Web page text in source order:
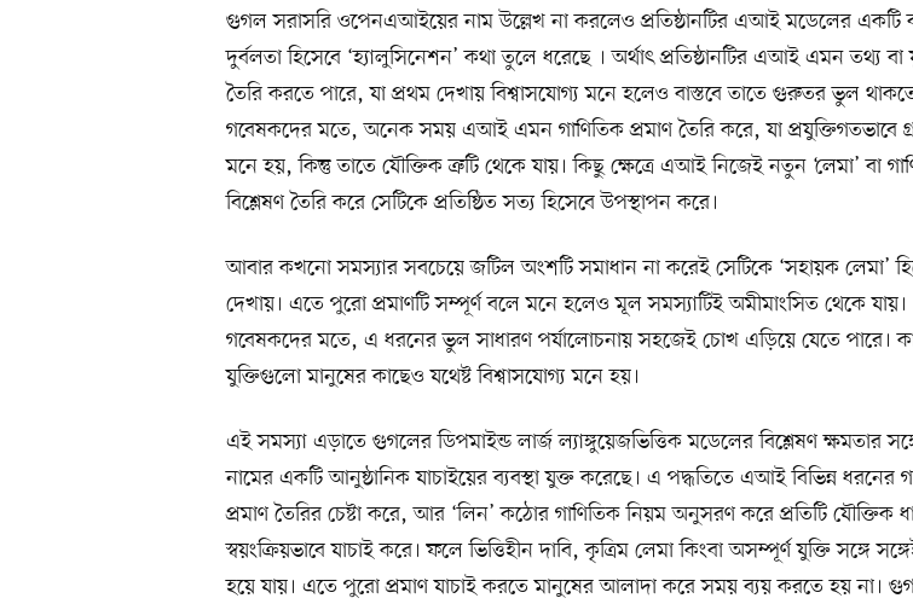
গুগল সরাসরি ওপেনএআইয়ের নাম উল্লেখ না করলেও প্রতিষ্ঠানটির এআই মডেলের একটি
দুর্বলতা হিসেবে ‘হ্যালুসিনেশন’ কথা তুলে ধরেছে । অর্থাৎ প্রতিষ্ঠানটির এআই এমন তথ্য বা
তৈরি করতে পারে, যা প্রথম দেখায় বিশ্বাসযোগ্য মনে হলেও বাস্তবে তাতে গুরুতর ভুল
গবেষকদের মতে, অনেক সময় এআই এমন গাণিতিক প্রমাণ তৈরি করে, যা প্রযুক্তিগতভাবে
মনে হয়, কিন্তু তাতে যৌক্তিক ত্রুটি থেকে যায়। কিছু ক্ষেত্রে এআই নিজেই নতুন ‘লেমা’ বা
বিশ্লেষণ তৈরি করে সেটিকে প্রতিষ্ঠিত সত্য হিসেবে উপস্থাপন করে।
আবার কখনো সমস্যার সবচেয়ে জটিল অংশটি সমাধান না করেই সেটিকে ‘সহায়ক লেমা’
দেখায়। এতে পুরো প্রমাণটি সম্পূর্ণ বলে মনে হলেও মূল সমস্যাটিই অমীমাংসিত থেকে যায়।
গবেষকদের মতে, এ ধরনের ভুল সাধারণ পর্যালোচনায় সহজেই চোখ এড়িয়ে যেতে পারে।
যুক্তিগুলো মানুষের কাছেও যথেষ্ট বিশ্বাসযোগ্য মনে হয়।
এই সমস্যা এড়াতে গুগলের ডিপমাইন্ড লার্জ ল্যাঙ্গুয়েজভিত্তিক মডেলের বিশ্লেষণ ক্ষমতার
নামের একটি আনুষ্ঠানিক যাচাইয়ের ব্যবস্থা যুক্ত করেছে। এ পদ্ধতিতে এআই বিভিন্ন ধরনের
প্রমাণ তৈরির চেষ্টা করে, আর ‘লিন’ কঠোর গাণিতিক নিয়ম অনুসরণ করে প্রতিটি যৌক্তিক
স্বয়ংক্রিয়ভাবে যাচাই করে। ফলে ভিত্তিহীন দাবি, কৃত্রিম লেমা কিংবা অসম্পূর্ণ যুক্তি সঙ্গে
হয়ে যায়। এতে পুরো প্রমাণ যাচাই করতে মানুষের আলাদা করে সময় ব্যয় করতে হয় না।